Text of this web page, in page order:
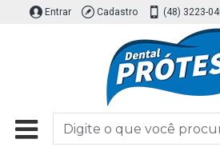
Entrar Cadastro (48) 3223-